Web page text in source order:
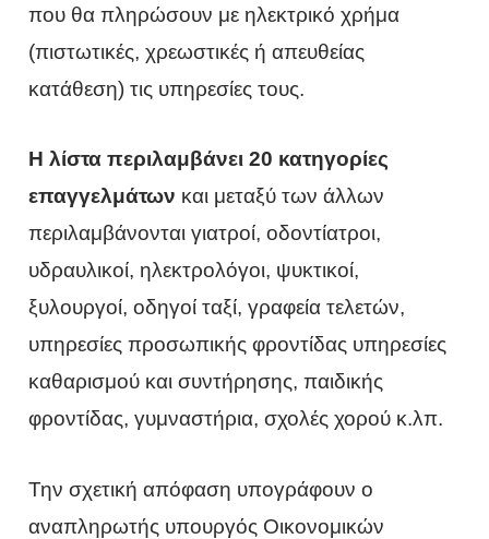
που θα πληρώσουν με ηλεκτρικό χρήμα
(πιστωτικές, χρεωστικές ή απευθείας
κατάθεση) τις υπηρεσίες τους.
Η λίστα περιλαμβάνει 20 κατηγορίες
επαγγελμάτων και μεταξύ των άλλων
περιλαμβάνονται γιατροί, οδοντίατροι,
υδραυλικοί, ηλεκτρολόγοι, ψυκτικοί,
ξυλουργοί, οδηγοί ταξί, γραφεία τελετών,
υπηρεσίες προσωπικής φροντίδας υπηρεσίες
καθαρισμού και συντήρησης, παιδικής
φροντίδας, γυμναστήρια, σχολές χορού κ.λπ.
Την σχετική απόφαση υπογράφουν ο
αναπληρωτής υπουργός Οικονομικών